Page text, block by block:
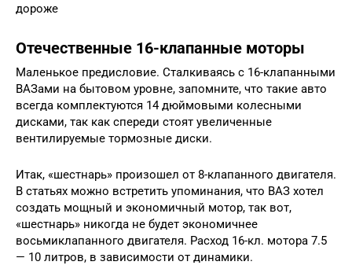
дороже
Отечественные 16-клапанные моторы
Маленькое предисловие. Сталкиваясь с 16-клапанными
ВАЗами на бытовом уровне, запомните, что такие авто
всегда комплектуются 14 дюймовыми колесными
дисками, так как спереди стоят увеличенные
вентилируемые тормозные диски.
Итак, «шестнарь» произошел от 8-клапанного двигателя.
В статьях можно встретить упоминания, что ВАЗ хотел
создать мощный и экономичный мотор, так вот,
«шестнарь» никогда не будет экономичнее
восьмиклапанного двигателя. Расход 16-кл. мотора 7.5
— 10 литров, в зависимости от динамики.